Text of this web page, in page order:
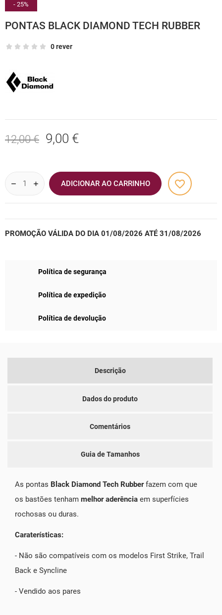
- 25%
PONTAS BLACK DIAMOND TECH RUBBER
0 rever
12,00 € 9,00 €
ADICIONAR AO CARRINHO favorite_border
PROMOÇÃO VÁLIDA DO DIA 01/08/2026 ATÉ 31/08/2026
Política de segurança
Política de expedição
Política de devolução
Descrição
Dados do produto
Comentários
Guia de Tamanhos
As pontas Black Diamond Tech Rubberfazem com que
os bastões tenham melhor aderência em superfícies
rochosas ou duras.
Caraterísticas:
- Não são compatíveis com os modelos First Strike, Trail
Back e Syncline
- Vendido aos pares